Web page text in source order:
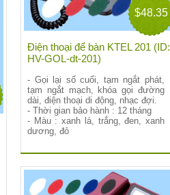
$48.35
Điện thoại để bàn KTEL 201 (ID:
HV-GOL-dt-201)
- Gọi lại số cuối, tạm ngắt phát,
tạm ngắt mạch, khóa gọi đường
dài, điện thoại di động, nhạc đợi.
- Thời gian bảo hành : 12 tháng
- Màu : xanh lá, trắng, đen, xanh
dương, đỏ